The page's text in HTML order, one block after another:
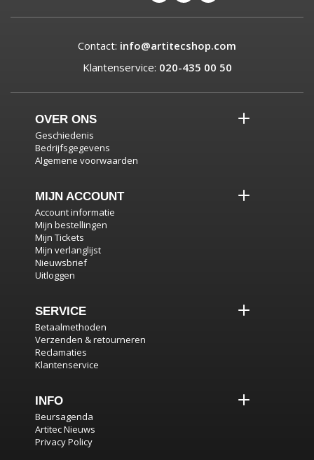
Contact: info@artitecshop.com
Klantenservice: 020-435 00 50
OVER ONS
Geschiedenis
Bedrijfsgegevens
Algemene voorwaarden
MIJN ACCOUNT
Account informatie
Mijn bestellingen
Mijn Tickets
Mijn verlanglijst
Nieuwsbrief
Uitloggen
SERVICE
Betaalmethoden
Verzenden & retourneren
Reclamaties
Klantenservice
INFO
Beursagenda
Artitec Nieuws
Privacy Policy